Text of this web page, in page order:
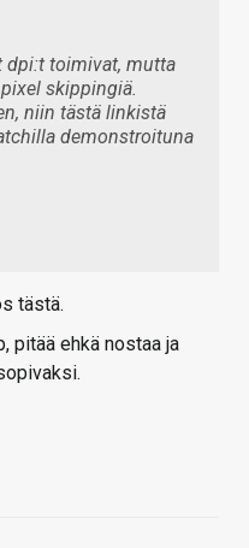
dpi:t toimivat, mutta
skippingiä.
niin tästä linkistä
demonstroituna
tästä.
pitää ehkä nostaa ja